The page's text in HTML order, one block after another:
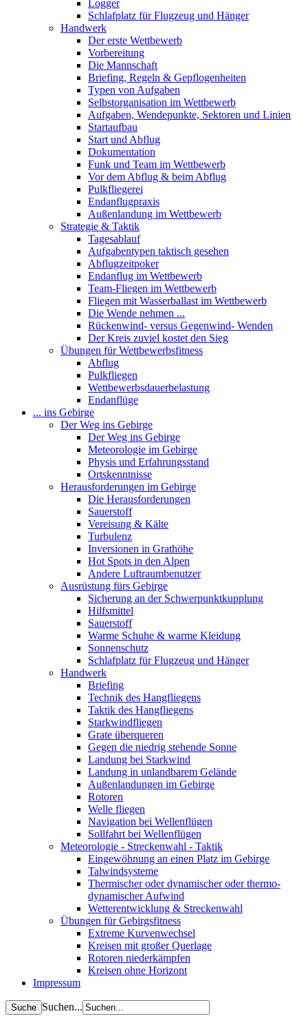
Logger
Schlafplatz für Flugzeug und Hänger
Handwerk
Der erste Wettbewerb
Vorbereitung
Die Mannschaft
Briefing, Regeln & Gepflogenheiten
Typen von Aufgaben
Selbstorganisation im Wettbewerb
Aufgaben, Wendepunkte, Sektoren und Linien
Startaufbau
Start und Abflug
Dokumentation
Funk und Team im Wettbewerb
Vor dem Abflug & beim Abflug
Pulkfliegerei
Endanflugpraxis
Außenlandung im Wettbewerb
Strategie & Taktik
Tagesablauf
Aufgabentypen taktisch gesehen
Abflugzeitpoker
Endanflug im Wettbewerb
Team-Fliegen im Wettbewerb
Fliegen mit Wasserballast im Wettbewerb
Die Wende nehmen ...
Rückenwind- versus Gegenwind- Wenden
Der Kreis zuviel kostet den Sieg
Übungen für Wettbewerbsfitness
Abflug
Pulkfliegen
Wettbewerbsdauerbelastung
Endanflüge
... ins Gebirge
Der Weg ins Gebirge
Der Weg ins Gebirge
Meteorologie im Gebirge
Physis und Erfahrungsstand
Ortskenntnisse
Herausforderungen im Gebirge
Die Herausforderungen
Sauerstoff
Vereisung & Kälte
Turbulenz
Inversionen in Grathöhe
Hot Spots in den Alpen
Andere Luftraumbenutzer
Ausrüstung fürs Gebirge
Sicherung an der Schwerpunktkupplung
Hilfsmittel
Sauerstoff
Warme Schuhe & warme Kleidung
Sonnenschutz
Schlafplatz für Flugzeug und Hänger
Handwerk
Briefing
Technik des Hangfliegens
Taktik des Hangfliegens
Starkwindfliegen
Grate überqueren
Gegen die niedrig stehende Sonne
Landung bei Starkwind
Landung in unlandbarem Gelände
Außenlandungen im Gebirge
Rotoren
Welle fliegen
Navigation bei Wellenflügen
Sollfahrt bei Wellenflügen
Meteorologie - Streckenwahl - Taktik
Eingewöhnung an einen Platz im Gebirge
Talwindsysteme
Thermischer oder dynamischer oder thermo-
dynamischer Aufwind
Wetterentwicklung & Streckenwahl
Übungen für Gebirgsfitness
Extreme Kurvenwechsel
Kreisen mit großer Querlage
Rotoren niederkämpfen
Kreisen ohne Horizont
Impressum
Suchen...